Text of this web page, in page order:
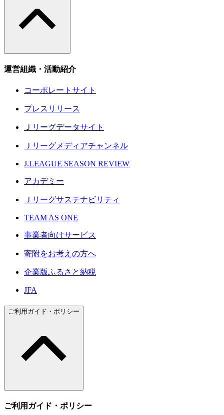
運営組織・活動紹介
コーポレートサイト
プレスリリース
Ｊリーグデータサイト
Ｊリーグメディアチャンネル
J.LEAGUE SEASON REVIEW
アカデミー
Ｊリーグサステナビリティ
TEAM AS ONE
事業者向けサービス
寄附をお考えの方へ
企業版ふるさと納税
JFA
ご利用ガイド・ポリシー
ご利用ガイド・ポリシー